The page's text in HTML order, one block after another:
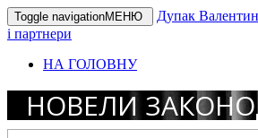
Toggle navigationМЕНЮ
Дупак
і партнери
НА ГОЛОВНУ
НОВЕЛИ